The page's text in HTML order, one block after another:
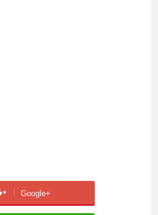
Google+